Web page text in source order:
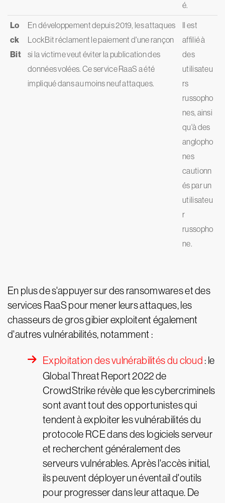
é.
Lo
ck
Bit
En développement depuis 2019, les attaques
LockBit réclament le paiement d'une rançon
si la victime veut éviter la publication des
données volées. Ce service RaaS a été
impliqué dans au moins neuf attaques.
Il est
affilié à
des
utilisateu
rs
russopho
nes, ainsi
qu'à des
anglopho
nes
cautionn
és par un
utilisateu
r
russopho
ne.
En plus de s'appuyer sur des ransomwares et des
services RaaS pour mener leurs attaques, les
chasseurs de gros gibier exploitent également
d'autres vulnérabilités, notamment :
Exploitation des vulnérabilités du cloud : le
Global Threat Report 2022 de
CrowdStrike révèle que les cybercriminels
sont avant tout des opportunistes qui
tendent à exploiter les vulnérabilités du
protocole RCE dans des logiciels serveur
et recherchent généralement des
serveurs vulnérables. Après l'accès initial,
ils peuvent déployer un éventail d'outils
pour progresser dans leur attaque. De